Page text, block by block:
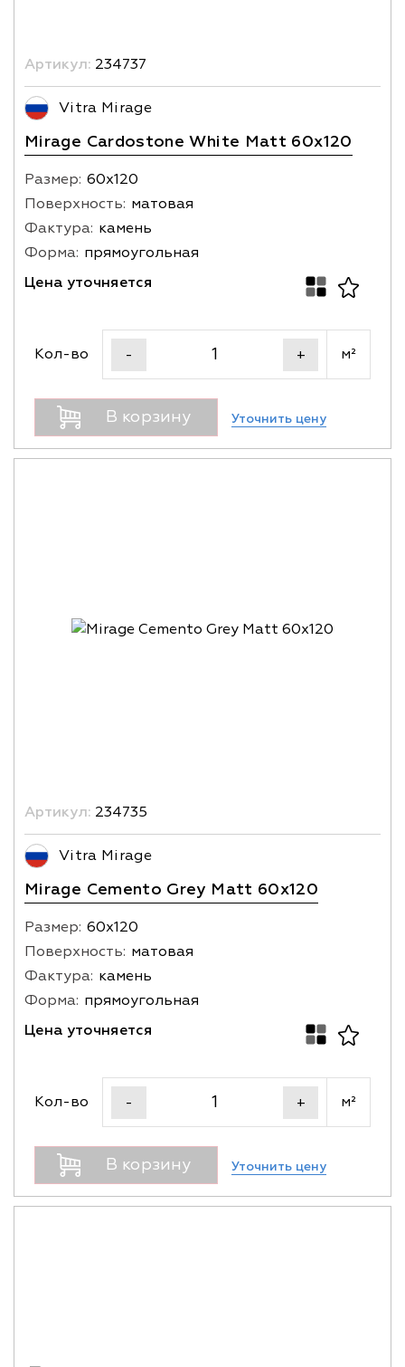
Артикул: 234737
Vitra Mirage
Mirage Cardostone White Matt 60x120
Размер: 60х120
Поверхность: матовая
Фактура: камень
Форма: прямоугольная
Цена уточняется
Кол-во - + м²
В корзину Уточнить цену
Артикул: 234735
Vitra Mirage
Mirage Cemento Grey Matt 60x120
Размер: 60х120
Поверхность: матовая
Фактура: камень
Форма: прямоугольная
Цена уточняется
Кол-во - + м²
В корзину Уточнить цену